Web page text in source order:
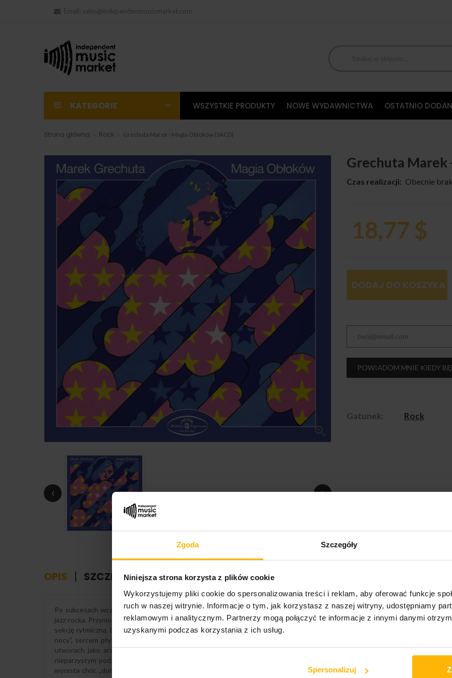
Zgoda Szczegóły
Niniejsza strona korzysta z plików cookie
Wykorzystujemy pliki cookie do spersonalizowania treści i reklam, aby oferować funkcje
ruch w naszej witrynie. Informacje o tym, jak korzystasz z naszej witryny, udostępniamy
reklamowym i analitycznym. Partnerzy mogą połączyć te informacje z innymi danymi
uzyskanymi podczas korzystania z ich usług.
Spersonalizuj
Email: sales@independentmusicmarket.com
KATEGORIE WSZYSTKIE PRODUKTY NOWE WYDAWNICTWA OSTATNIO
Strona główna Rock Grechuta Marek - Magia Obłoków (SACD)

‹ ›
Grechuta Marek
Czas realizacji: Obecnie
18,77 $
DODAJ DO KOSZYKA
POWIADOM MNIE KIEDY
Gatunek: Rock
OPIS SZCZEGÓŁY PRODUKTU
Po sukcesach wczesnego okresu, Marek Grechuta powołał do życia nową grupę o nazwie WIEM (W Innej Epoce
jazz-rocka. Przyniosło to brzmienie pełne blasku, z wyeksponowanymi solami gitary elektrycznej Antoniego Krupy i
sekcję rytmiczną. Literacką podstawą stały się wiersze Lipskiej, Śliwiaka, Krynickiego i Moczulskiego. Oprócz genialnego
nocy”, sercem płyty jest rozbudowana, 14-minutowa suita instrumentalna „Spotkania w czasie”, odsłaniająca wybitny
utworach jako aranżer o wyjątkowym wyczuciu klimatu i barwy, a muzycy idealnie wpisują się w jego wizję (przykładem
nieparzystym podziale). Temat „Ulicy cieni” ma coś z bluesa, naturalnie więc główny głos prowadzi gitara. I tutaj, podobnie
wyrasta chór, „domyka” przestrzeń, otwierając drugą część kompozycji, opartą już w całości na improwizacjach wokół